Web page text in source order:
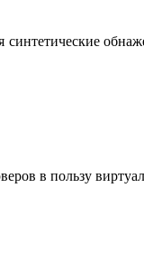
синтетические
в пользу